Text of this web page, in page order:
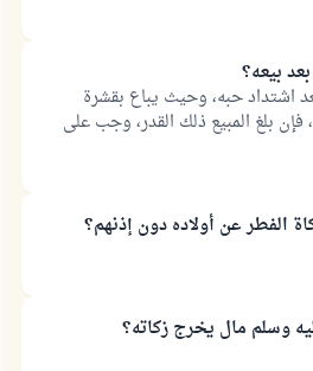
بيعه؟
اشتداد حبه، وحيث يباع بقشرة
بلغ المبيع ذلك القدر، وجب على
إما بشراء ما يقابل زكاته من نفس
ما وجب عليه من زكاة المحصول
الفطر عن أولاده دون إذنهم؟
وسلم مال يخرج زكاته؟